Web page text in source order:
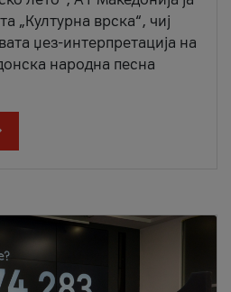
„Културна врска“, чиј
џез-интерпретација на
народна песна